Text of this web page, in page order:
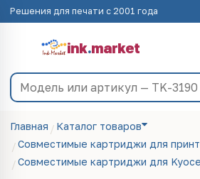
Решения для печати с 2001 года
ink.market
Главная
Каталог товаров
Совместимые картриджи для
Совместимые картриджи для